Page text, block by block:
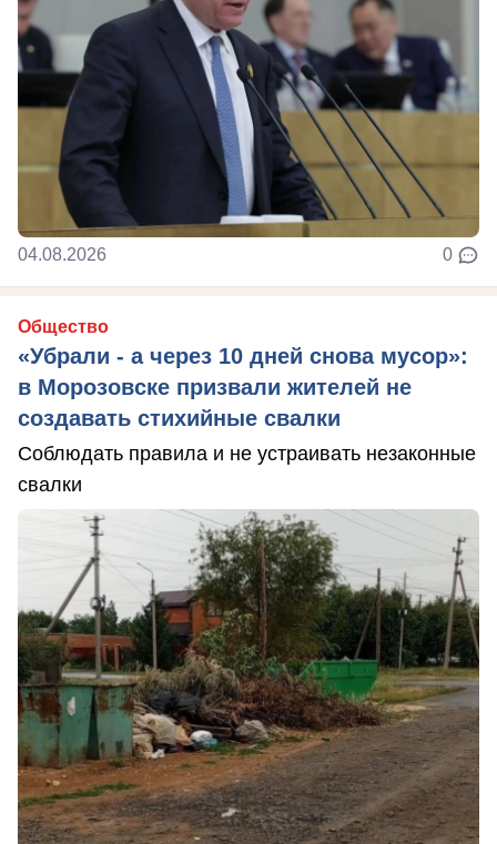
04.08.2026 0
Общество
«Убрали - а через 10 дней снова мусор»:
в Морозовске призвали жителей не
создавать стихийные свалки
Соблюдать правила и не устраивать незаконные
свалки